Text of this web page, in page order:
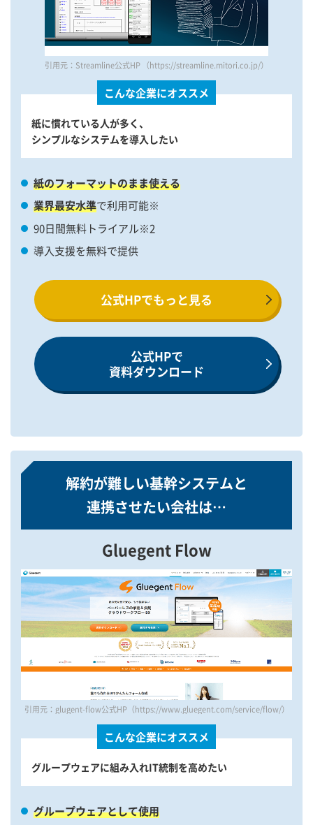
引用元：Streamline公式HP （https://streamline.mitori.co.jp/）
こんな企業にオススメ
紙に慣れている人が多く、
シンプルなシステムを導入したい
紙のフォーマットのまま使える
業界最安⽔準で利⽤可能※
90日間無料トライアル※2
導入支援を無料で提供
公式HPでもっと見る
公式HPで
資料ダウンロード
解約が難しい基幹システムと
連携させたい会社は…
Gluegent Flow
引用元：glugent-flow公式HP（https://www.gluegent.com/service/flow/）
こんな企業にオススメ
グループウェアに組み入れIT統制を高めたい
グループウェアとして使用